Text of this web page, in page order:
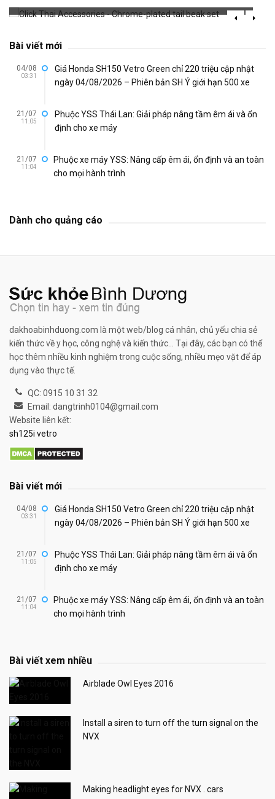
Bài viết mới
04/08
03:31
Giá Honda SH150 Vetro Green chỉ 220 triệu cập nhật
ngày 04/08/2026 – Phiên bản SH Ý giới hạn 500 xe
21/07
11:05
Phuộc YSS Thái Lan: Giải pháp nâng tầm êm ái và ổn
định cho xe máy
21/07
11:04
Phuộc xe máy YSS: Nâng cấp êm ái, ổn định và an toàn
cho mọi hành trình
Dành cho quảng cáo
dakhoabinhduong.com là một web/blog cá nhân, chủ yếu chia sẻ
kiến thức về y học, công nghệ và kiến thức... Tại đây, các bạn có thể
học thêm nhiều kinh nghiệm trong cuộc sống, nhiều mẹo vặt để áp
dụng vào thực tế.
QC: 0915 10 31 32
Email: dangtrinh0104@gmail.com
Website liên kết:
sh125i vetro
Bài viết mới
04/08
03:31
Giá Honda SH150 Vetro Green chỉ 220 triệu cập nhật
ngày 04/08/2026 – Phiên bản SH Ý giới hạn 500 xe
21/07
11:05
Phuộc YSS Thái Lan: Giải pháp nâng tầm êm ái và ổn
định cho xe máy
21/07
11:04
Phuộc xe máy YSS: Nâng cấp êm ái, ổn định và an toàn
cho mọi hành trình
Bài viết xem nhiều
Airblade Owl Eyes 2016
Install a siren to turn off the turn signal on the
NVX
Making headlight eyes for NVX . cars